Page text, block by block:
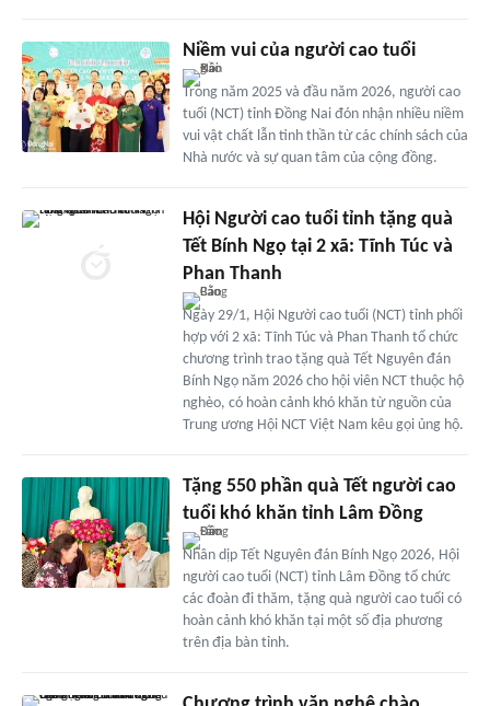
Niềm vui của người cao tuổi
Trong năm 2025 và đầu năm 2026, người cao
tuổi (NCT) tỉnh Ðồng Nai đón nhận nhiều niềm
vui vật chất lẫn tinh thần từ các chính sách của
Nhà nước và sự quan tâm của cộng đồng.
Hội Người cao tuổi tỉnh tặng quà
Tết Bính Ngọ tại 2 xã: Tĩnh Túc và
Phan Thanh
Ngày 29/1, Hội Người cao tuổi (NCT) tỉnh phối
hợp với 2 xã: Tĩnh Túc và Phan Thanh tổ chức
chương trình trao tặng quà Tết Nguyên đán
Bính Ngọ năm 2026 cho hội viên NCT thuộc hộ
nghèo, có hoàn cảnh khó khăn từ nguồn của
Trung ương Hội NCT Việt Nam kêu gọi ủng hộ.
Tặng 550 phần quà Tết người cao
tuổi khó khăn tỉnh Lâm Đồng
Nhân dịp Tết Nguyên đán Bính Ngọ 2026, Hội
người cao tuổi (NCT) tỉnh Lâm Đồng tổ chức
các đoàn đi thăm, tặng quà người cao tuổi có
hoàn cảnh khó khăn tại một số địa phương
trên địa bàn tỉnh.